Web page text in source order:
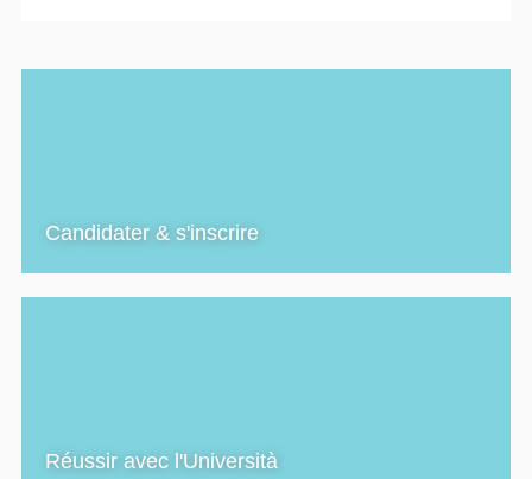
Candidater & s'inscrire
Réussir avec l'Università